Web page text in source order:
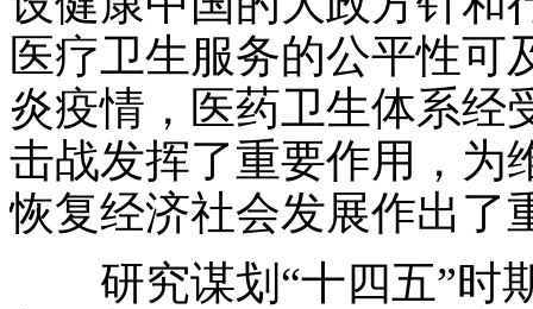
医疗卫生服务的公平性可
炎疫情，医药卫生体系经
击战发挥了重要作用，为
恢复经济社会发展作出了
研究谋划“十四五”时